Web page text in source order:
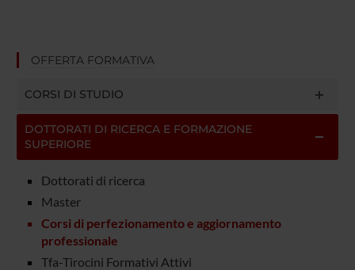
OFFERTA FORMATIVA
CORSI DI STUDIO
DOTTORATI DI RICERCA E FORMAZIONE
SUPERIORE
Dottorati di ricerca
Master
Corsi di perfezionamento e aggiornamento
professionale
Tfa-Tirocini Formativi Attivi